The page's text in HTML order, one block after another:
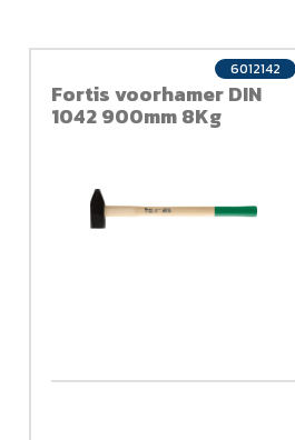
Fortis voorhamer DIN
1042 900mm 8Kg
6012142